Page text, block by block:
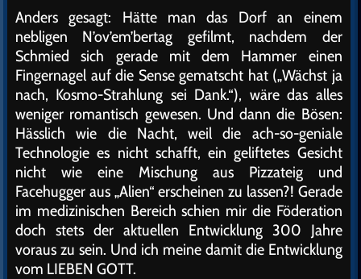
Anders gesagt: Hätte man das Dorf an einem
nebligen N’ov’em’bertag gefilmt, nachdem der
Schmied sich gerade mit dem Hammer einen
Fingernagel auf die Sense gematscht hat („Wächst ja
nach, Kosmo-Strahlung sei Dank.“), wäre das alles
weniger romantisch gewesen. Und dann die Bösen:
Hässlich wie die Nacht, weil die ach-so-geniale
Technologie es nicht schafft, ein geliftetes Gesicht
nicht wie eine Mischung aus Pizzateig und
Facehugger aus „Alien“ erscheinen zu lassen?! Gerade
im medizinischen Bereich schien mir die Föderation
doch stets der aktuellen Entwicklung 300 Jahre
voraus zu sein. Und ich meine damit die Entwicklung
vom LIEBEN GOTT.